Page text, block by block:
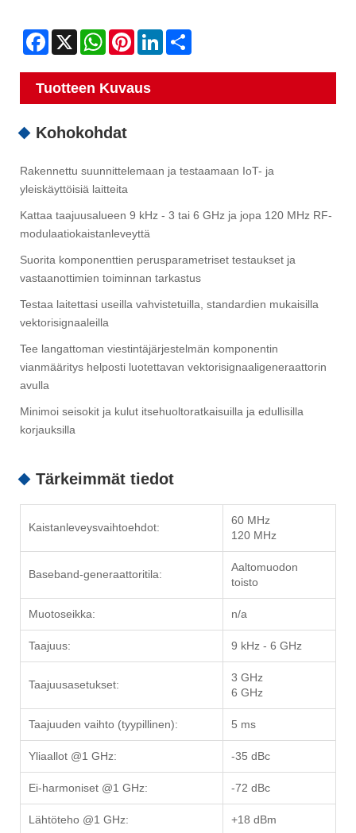
Facebook
X WhatsAppPinterestLinkedIn
Tuotteen Kuvaus
Kohokohdat
Rakennettu suunnittelemaan ja testaamaan IoT- ja
yleiskäyttöisiä laitteita
Kattaa taajuusalueen 9 kHz - 3 tai 6 GHz ja jopa 120 MHz RF-
modulaatiokaistanleveyttä
Suorita komponenttien perusparametriset testaukset ja
vastaanottimien toiminnan tarkastus
Testaa laitettasi useilla vahvistetuilla, standardien mukaisilla
vektorisignaaleilla
Tee langattoman viestintäjärjestelmän komponentin
vianmääritys helposti luotettavan vektorisignaaligeneraattorin
avulla
Minimoi seisokit ja kulut itsehuoltoratkaisuilla ja edullisilla
korjauksilla
Tärkeimmät tiedot
Kaistanleveysvaihtoehdot:
60 MHz
120 MHz
Baseband-generaattoritila:
Aaltomuodon
toisto
Muotoseikka: n/a
Taajuus: 9 kHz - 6 GHz
Taajuusasetukset:
3 GHz
6 GHz
Taajuuden vaihto (tyypillinen): 5 ms
Yliaallot @1 GHz: -35 dBc
Ei-harmoniset @1 GHz: -72 dBc
Lähtöteho @1 GHz: +18 dBm